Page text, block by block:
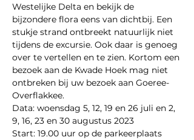
Westelijke Delta en bekijk de
bijzondere flora eens van dichtbij. Een
stukje strand ontbreekt natuurlijk niet
tijdens de excursie. Ook daar is genoeg
over te vertellen en te zien. Kortom een
bezoek aan de Kwade Hoek mag niet
ontbreken bij uw bezoek aan Goeree-
Overflakkee.
Data: woensdag 5, 12, 19 en 26 juli en 2,
9, 16, 23 en 30 augustus 2023
Start: 19.00 uur op de parkeerplaats